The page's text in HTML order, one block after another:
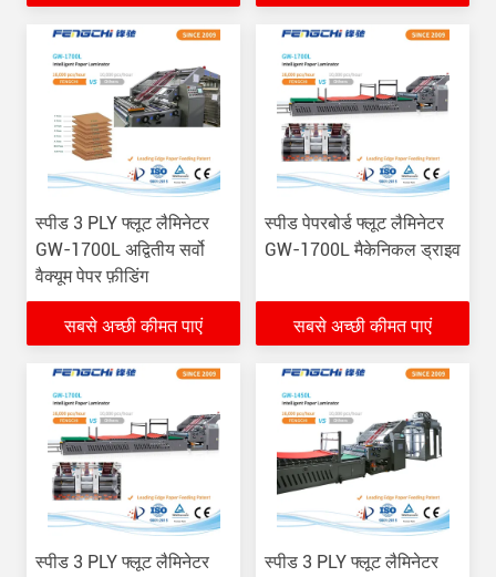
स्पीड 3 PLY फ्लूट लैमिनेटर
GW-1700L अद्वितीय सर्वो
वैक्यूम पेपर फ़ीडिंग
सबसे अच्छी कीमत पाएं
स्पीड पेपरबोर्ड फ्लूट लैमिनेटर
GW-1700L मैकेनिकल ड्राइव
सबसे अच्छी कीमत पाएं
स्पीड 3 PLY फ्लूट लैमिनेटर
स्पीड 3 PLY फ्लूट लैमिनेटर